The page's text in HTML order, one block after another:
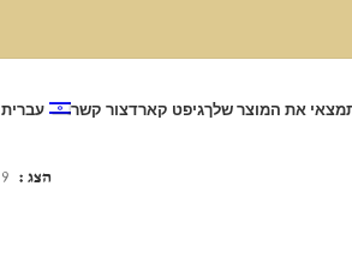
מצאי את המוצר שלךגיפט קארדצור קשר עברית
הצג 9